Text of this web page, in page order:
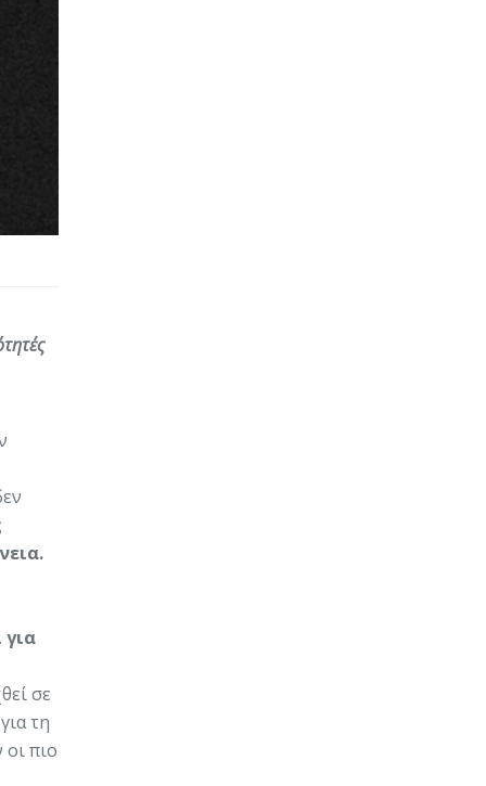
για
σε
τη
πιο